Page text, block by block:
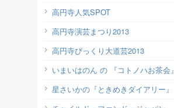
高円寺人気SPOT
高円寺演芸まつり2013
高円寺びっくり大道芸2013
いまいはのん の 『コトノハお茶会』
星さいかの『ときめきダイアリー』